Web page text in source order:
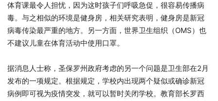
体育课最令人担忧，因为这时孩子们呼吸急促，很容易传播病
毒。与之相似的环境是健身房，相关研究表明，健身房是新冠
病毒传染最严重的地方。另一方面，世界卫生组织（OMS）也
不建议儿童在体育活动中使用口罩。
据消息人士称，圣保罗州政府考虑的另一个问题是卫生部在2月
发布的一项规定。根据规定，学校内出现两个疑似或确诊新冠
病例即可视为疫情突发，就可以暂时关闭学校。教育部长罗西